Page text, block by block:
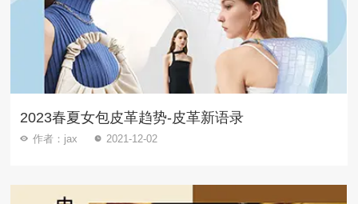
2023春夏女包皮革趋势-皮革新语录
作者：jax 2021-12-02